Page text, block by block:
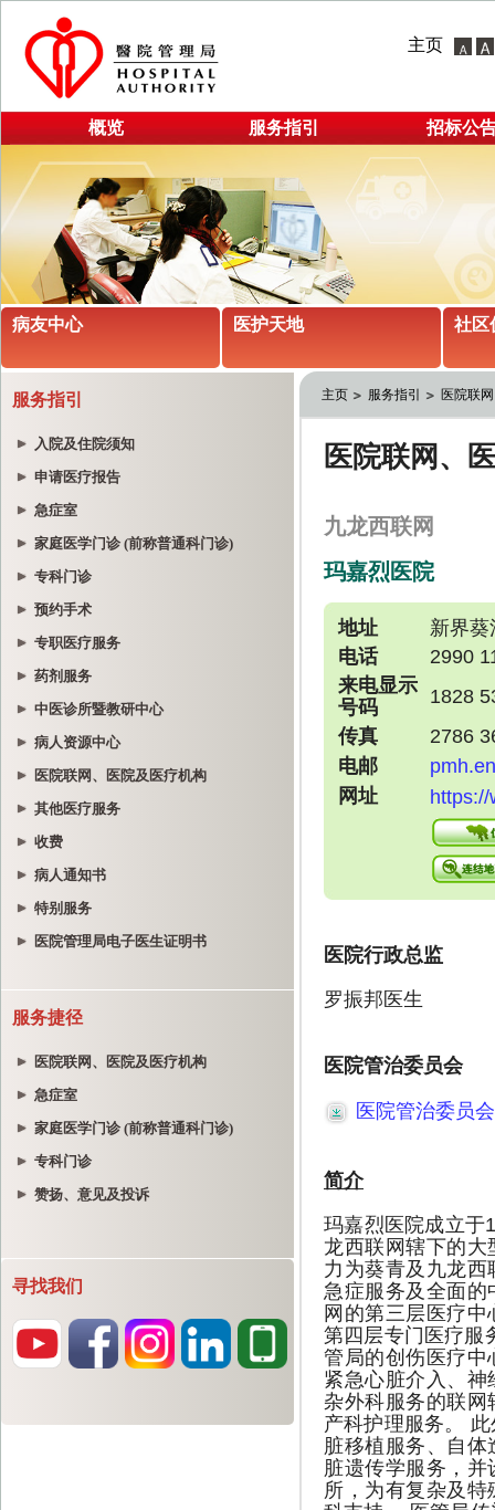
主页
概览 服务指引 招标公
病友中心 医护天地 社区
服务指引
入院及住院须知
申请医疗报告
急症室
家庭医学门诊 (前称普通科门诊)
专科门诊
预约手术
专职医疗服务
药剂服务
中医诊所暨教研中心
病人资源中心
医院联网、医院及医疗机构
其他医疗服务
收费
病人通知书
特别服务
医院管理局电子医生证明书
服务捷径
医院联网、医院及医疗机构
急症室
家庭医学门诊 (前称普通科门诊)
专科门诊
赞扬、意见及投诉
寻找我们
主页 服务指引 医院联